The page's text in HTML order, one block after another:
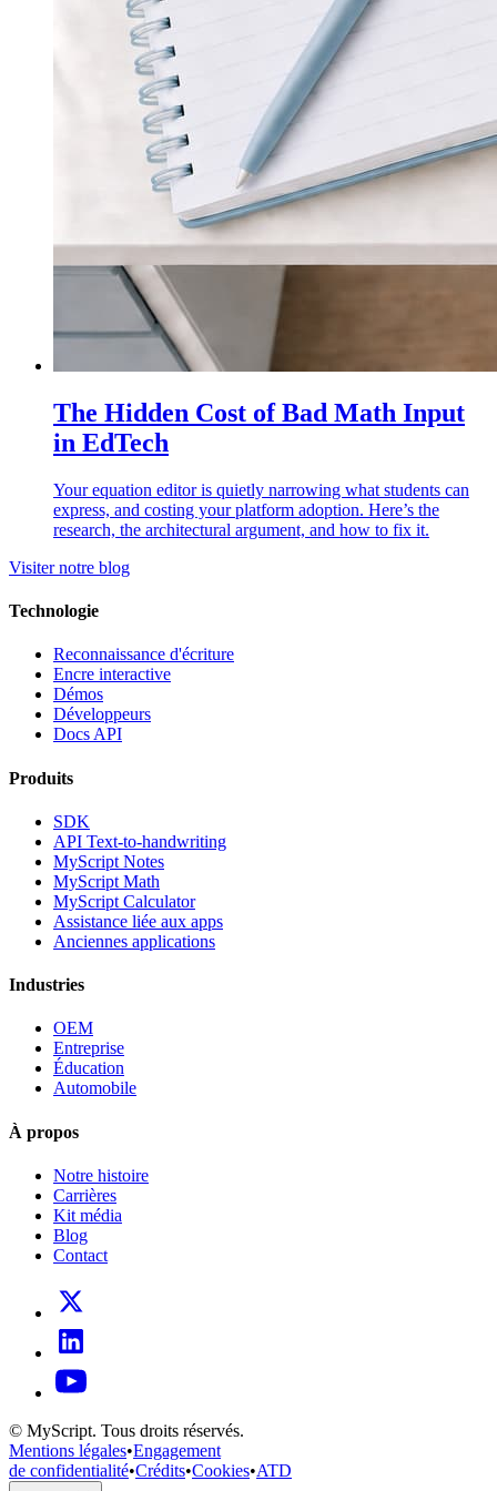
The Hidden Cost of Bad Math Input
in EdTech
Your equation editor is quietly narrowing what students can
express, and costing your platform adoption. Here’s the
research, the architectural argument, and how to fix it.
Visiter notre blog
Technologie
Reconnaissance d'écriture
Encre interactive
Démos
Développeurs
Docs API
Produits
SDK
API Text-to-handwriting
MyScript Notes
MyScript Math
MyScript Calculator
Assistance liée aux apps
Anciennes applications
Industries
OEM
Entreprise
Éducation
Automobile
À propos
Notre histoire
Carrières
Kit média
Blog
Contact
© MyScript. Tous droits réservés.
Mentions légales•Engagement
de confidentialité•Crédits•Cookies•ATD